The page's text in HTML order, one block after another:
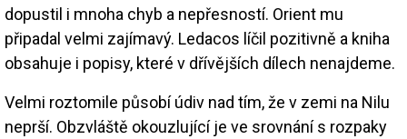
dopustil i mnoha chyb a nepřesností. Orient mu
připadal velmi zajímavý. Ledacos líčil pozitivně a kniha
obsahuje i popisy, které v dřívějších dílech nenajdeme.
Velmi roztomile působí údiv nad tím, že v zemi na Nilu
neprší. Obzvláště okouzlující je ve srovnání s rozpaky